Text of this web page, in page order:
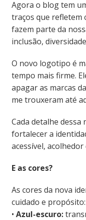
Agora o blog tem
traços que refletem
fazem parte da
inclusão,
O novo logotipo é
tempo mais firme.
apagar as marcas
me trouxeram até
Cada detalhe
fortalecer a
acessível,
E as cores?
As cores da nova
cuidado e propósito:
• Azul-escuro: